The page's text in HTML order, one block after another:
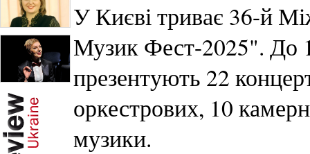
У Києві триває 36-й
Музик Фест-2025". До
презентують 22
оркестрових, 10
музики.